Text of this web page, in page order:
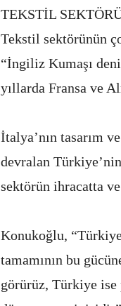
TEKSTİL
Tekstil sektörünün
“İngiliz Kumaşı
yıllarda Fransa ve
İtalya’nın tasarım
devralan
sektörün ihracatta
Konukoğlu,
tamamının bu
görürüz, Türkiye ise